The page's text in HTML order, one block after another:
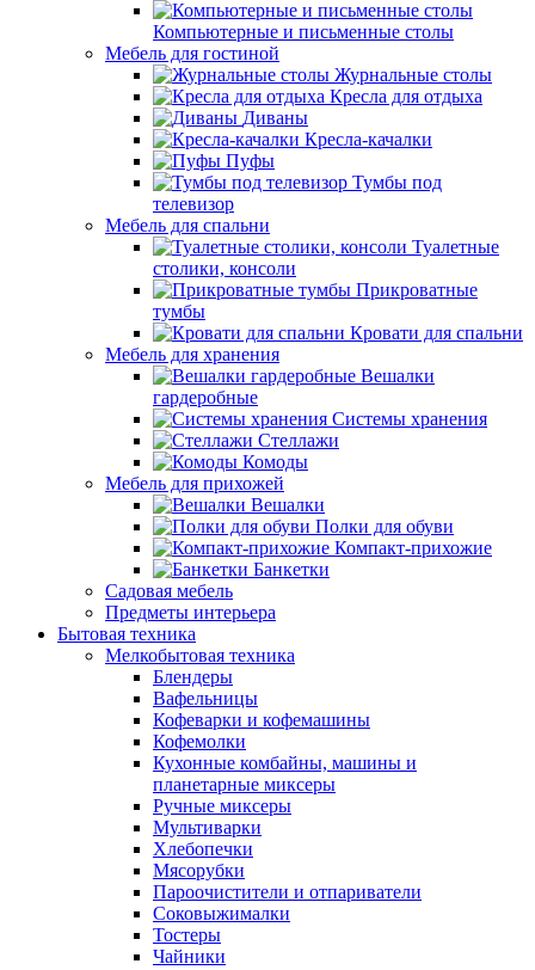
Компьютерные и письменные столы
Мебель для гостиной
Журнальные столы
Кресла для отдыха
Диваны
Кресла-качалки
Пуфы
Тумбы под
телевизор
Мебель для спальни
Туалетные
столики, консоли
Прикроватные
тумбы
Кровати для спальни
Мебель для хранения
Вешалки
гардеробные
Системы хранения
Стеллажи
Комоды
Мебель для прихожей
Вешалки
Полки для обуви
Компакт-прихожие
Банкетки
Садовая мебель
Предметы интерьера
Бытовая техника
Мелкобытовая техника
Блендеры
Вафельницы
Кофеварки и кофемашины
Кофемолки
Кухонные комбайны, машины и
планетарные миксеры
Ручные миксеры
Мультиварки
Хлебопечки
Мясорубки
Пароочистители и отпариватели
Соковыжималки
Тостеры
Чайники